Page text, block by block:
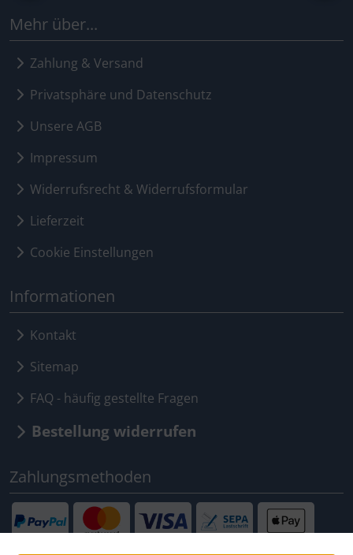
Mehr über...
Zahlung & Versand
Privatsphäre und Datenschutz
Unsere AGB
Impressum
Widerrufsrecht & Widerrufsformular
Lieferzeit
Cookie Einstellungen
Informationen
Kontakt
Sitemap
FAQ - häufig gestellte Fragen
Bestellung widerrufen
Zahlungsmethoden